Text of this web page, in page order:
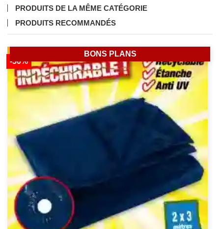
PRODUITS DE LA MÊME CATÉGORIE
PRODUITS RECOMMANDÉS
-50%
BONS PLANS